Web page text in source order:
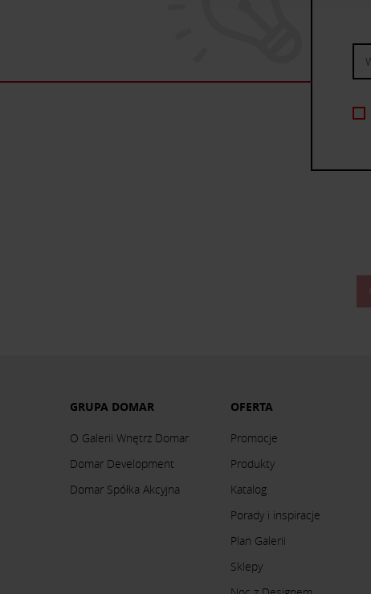
GRUPA DOMAR
O Galerii Wnętrz Domar
Domar Development
Domar Spółka Akcyjna
OFERTA
Promocje
Produkty
Katalog
Porady i inspiracje
Plan Galerii
Sklepy